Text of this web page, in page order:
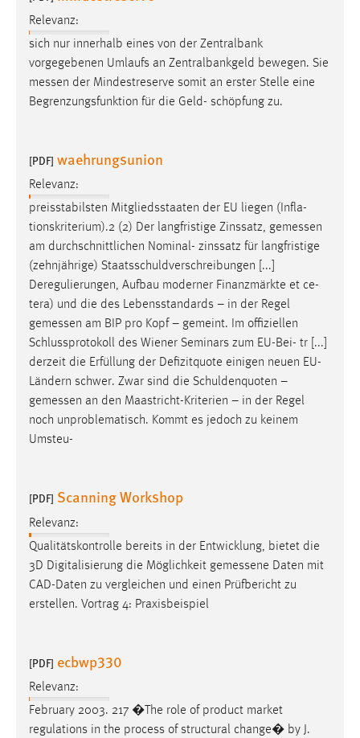
Relevanz:
sich nur innerhalb eines von der Zentralbank
vorgegebenen Umlaufs an Zentralbankgeld bewegen. Sie
messen der Mindestreserve somit an erster Stelle eine
Begrenzungsfunktion für die Geld- schöpfung zu.
[PDF] waehrungsunion
Relevanz:
preisstabilsten Mitgliedsstaaten der EU liegen (Infla-
tionskriterium).2 (2) Der langfristige Zinssatz, gemessen
am durchschnittlichen Nominal- zinssatz für langfristige
(zehnjährige) Staatsschuldverschreibungen [...]
Deregulierungen, Aufbau moderner Finanzmärkte et ce-
tera) und die des Lebensstandards – in der Regel
gemessen am BIP pro Kopf – gemeint. Im offiziellen
Schlussprotokoll des Wiener Seminars zum EU-Bei- tr [...]
derzeit die Erfüllung der Defizitquote einigen neuen EU-
Ländern schwer. Zwar sind die Schuldenquoten –
gemessen an den Maastricht-Kriterien – in der Regel
noch unproblematisch. Kommt es jedoch zu keinem
Umsteu-
[PDF] Scanning Workshop
Relevanz:
Qualitätskontrolle bereits in der Entwicklung, bietet die
3D Digitalisierung die Möglichkeit gemessene Daten mit
CAD-Daten zu vergleichen und einen Prüfbericht zu
erstellen. Vortrag 4: Praxisbeispiel
[PDF] ecbwp330
Relevanz:
February 2003. 217 �The role of product market
regulations in the process of structural change� by J.